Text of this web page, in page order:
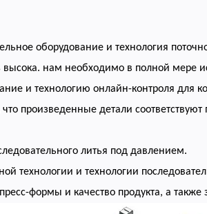
оборудование и технология
нам необходимо в полной мере
и технологию онлайн-контроля для
произведенные детали
литья под давлением.
технологии и технологии
формы и качество продукта, а также